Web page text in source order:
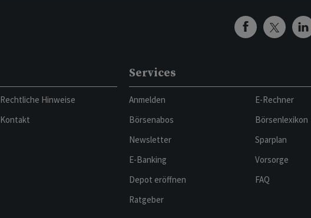
Rechtliche Hinweise
Kontakt
Services
Anmelden
Börsenabos
Newsletter
E-Banking
Depot eröffnen
Ratgeber
E-Rechner
Börsenlexikon
Sparplan
Vorsorge
FAQ